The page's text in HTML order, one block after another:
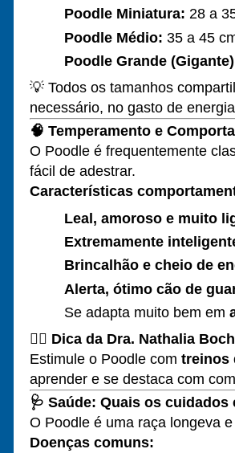
Poodle Miniatura: 28 a
Poodle Médio: 35 a 45
Poodle Grande
💡 Todos os tamanhos
necessário, no gasto de
🧠 Temperamento e
O Poodle é frequentemente
fácil de adestrar.
Características
Leal, amoroso e muito
Extremamente
Brincalhão e cheio de
Alerta, ótimo cão de
Se adapta muito bem em
👩‍⚕️ Dica da Dra. Nathalia
Estimule o Poodle com treinos
aprender e se destaca com
🩺 Saúde: Quais os cuidados
O Poodle é uma raça longeva
Doenças comuns: